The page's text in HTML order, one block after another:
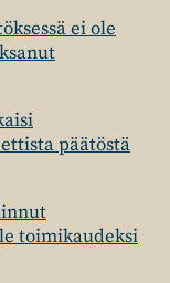
ei ole
päätöstä
toimikaudeksi